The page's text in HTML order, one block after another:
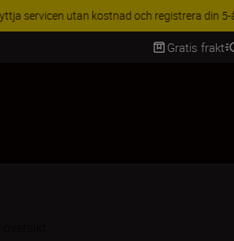
RABATT
Gratis frakt